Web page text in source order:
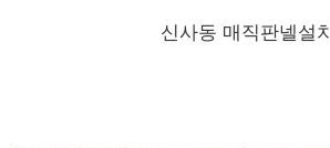
신사동 매직판넬설치